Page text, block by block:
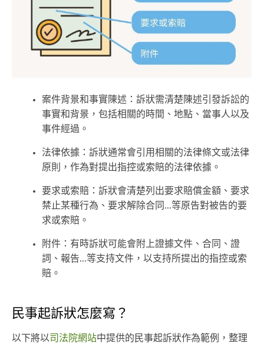
案件背景和事實陳述：訴狀需清楚陳述引發訴訟的
事實和背景，包括相關的時間、地點、當事人以及
事件經過。
法律依據：訴狀通常會引用相關的法律條文或法律
原則，作為對提出指控或索賠的法律依據。
要求或索賠：訴狀會清楚列出要求賠償金額、要求
禁止某種行為、要求解除合同...等原告對被告的要
求或索賠。
附件：有時訴狀可能會附上證據文件、合同、證
詞、報告...等支持文件，以支持所提出的指控或索
賠。
民事起訴狀怎麼寫？
以下將以司法院網站中提供的民事起訴狀作為範例，整理